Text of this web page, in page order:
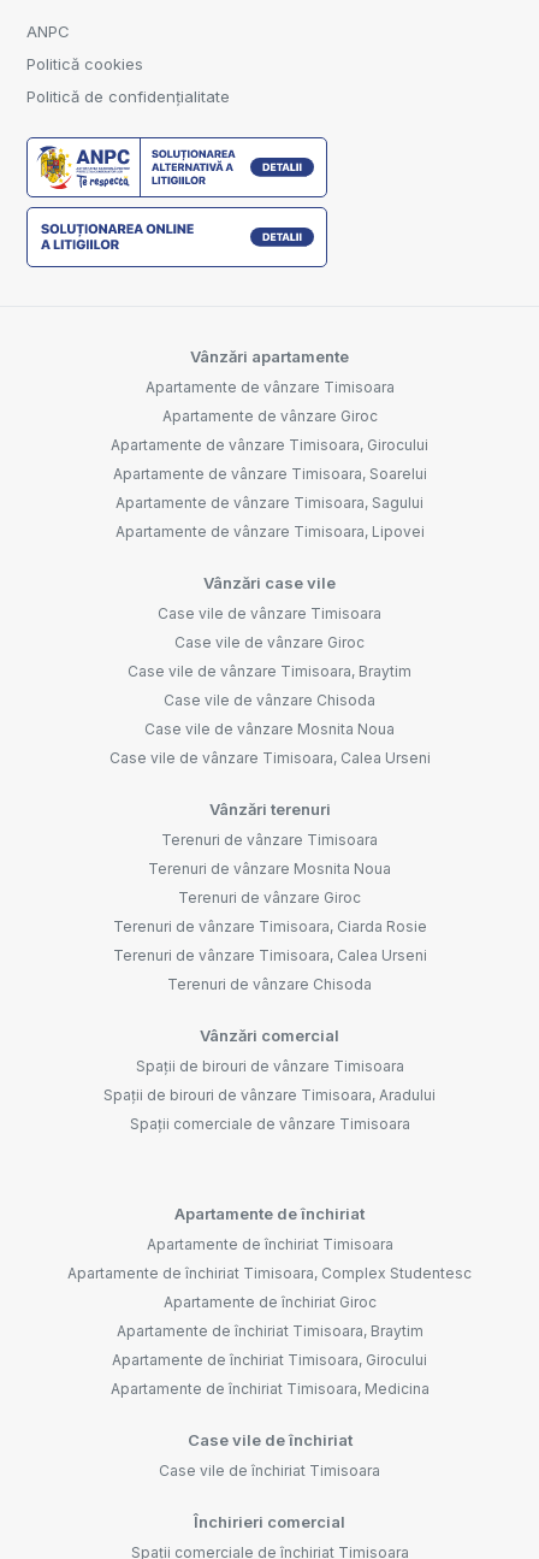
ANPC
Politică cookies
Politică de confidențialitate
Vânzări apartamente
Apartamente de vânzare Timisoara
Apartamente de vânzare Giroc
Apartamente de vânzare Timisoara, Girocului
Apartamente de vânzare Timisoara, Soarelui
Apartamente de vânzare Timisoara, Sagului
Apartamente de vânzare Timisoara, Lipovei
Vânzări case vile
Case vile de vânzare Timisoara
Case vile de vânzare Giroc
Case vile de vânzare Timisoara, Braytim
Case vile de vânzare Chisoda
Case vile de vânzare Mosnita Noua
Case vile de vânzare Timisoara, Calea Urseni
Vânzări terenuri
Terenuri de vânzare Timisoara
Terenuri de vânzare Mosnita Noua
Terenuri de vânzare Giroc
Terenuri de vânzare Timisoara, Ciarda Rosie
Terenuri de vânzare Timisoara, Calea Urseni
Terenuri de vânzare Chisoda
Vânzări comercial
Spații de birouri de vânzare Timisoara
Spații de birouri de vânzare Timisoara, Aradului
Spații comerciale de vânzare Timisoara
Apartamente de închiriat
Apartamente de închiriat Timisoara
Apartamente de închiriat Timisoara, Complex Studentesc
Apartamente de închiriat Giroc
Apartamente de închiriat Timisoara, Braytim
Apartamente de închiriat Timisoara, Girocului
Apartamente de închiriat Timisoara, Medicina
Case vile de închiriat
Case vile de închiriat Timisoara
Închirieri comercial
Spații comerciale de închiriat Timisoara